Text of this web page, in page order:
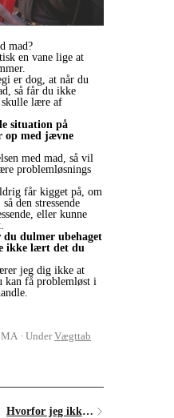
mad?
en vane lige at
er dog, at når du
så får du ikke
lære af
situation på
op med jævne
med mad, så vil
problemløsnings
får kigget på, om
den stressende
eller kunne
du dulmer ubehaget
ikke lært det du
jeg dig ikke at
kan få problemløst i
UnderVægttab
Hvorfor jeg ikke anbefaler 0 sukker